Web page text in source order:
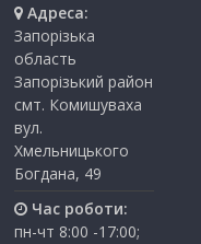
Адреса:
Запорізька
область
Запорізький район
смт. Комишуваха
вул.
Хмельницького
Богдана, 49
Час роботи:
пн-чт 8:00 -17:00;